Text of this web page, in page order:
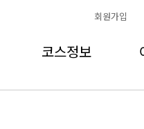
코스정보
회원가입